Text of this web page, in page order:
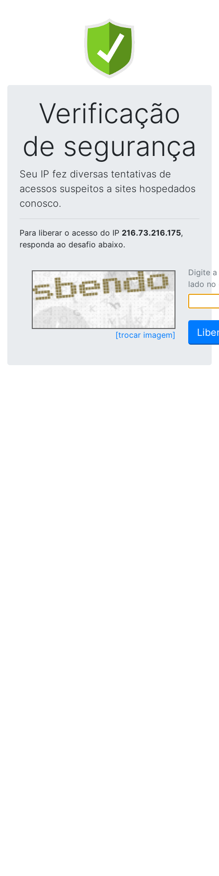
Verificação
de segurança
Seu IP fez diversas tentativas de
acessos suspeitos a sites hospedados
conosco.
Para liberar o acesso do IP 216.73.216.175,
responda ao desafio abaixo.
[trocar imagem]
Digite
lado no